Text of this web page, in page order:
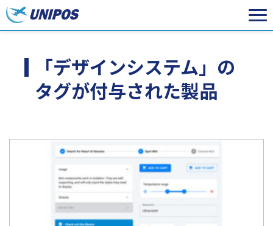
「デザインシステム」の
タグが付与された製品